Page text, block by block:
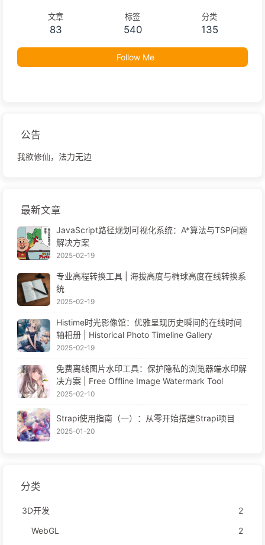
文章
83
标签
540
分类
135
Follow Me
公告
我欲修仙，法力无边
最新文章
JavaScript路径规划可视化系统：A*算法与TSP问题
解决方案
2025-02-19
专业高程转换工具 | 海拔高度与椭球高度在线转换系
统
2025-02-19
Histime时光影像馆：优雅呈现历史瞬间的在线时间
轴相册 | Historical Photo Timeline Gallery
2025-02-19
免费离线图片水印工具：保护隐私的浏览器端水印解
决方案 | Free Offline Image Watermark Tool
2025-02-10
Strapi使用指南（一）：从零开始搭建Strapi项目
2025-01-20
分类
3D开发
2
WebGL
2